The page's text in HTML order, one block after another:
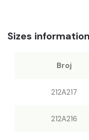
Sizes information
Broj
212A217
212A216